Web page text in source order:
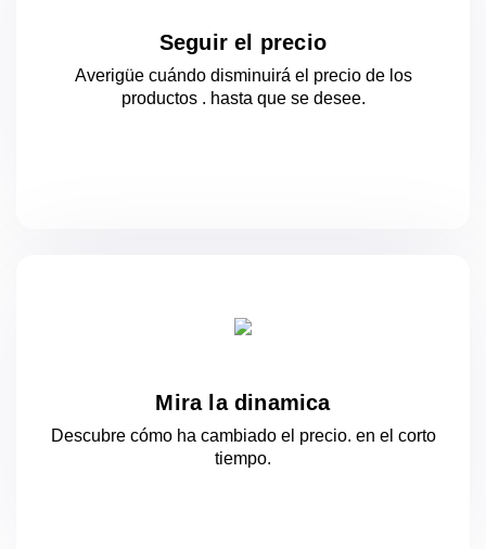
Seguir el precio
Averigüe cuándo disminuirá el precio de los
productos . hasta que se desee.
Mira la dinamica
Descubre cómo ha cambiado el precio. en el corto
tiempo.